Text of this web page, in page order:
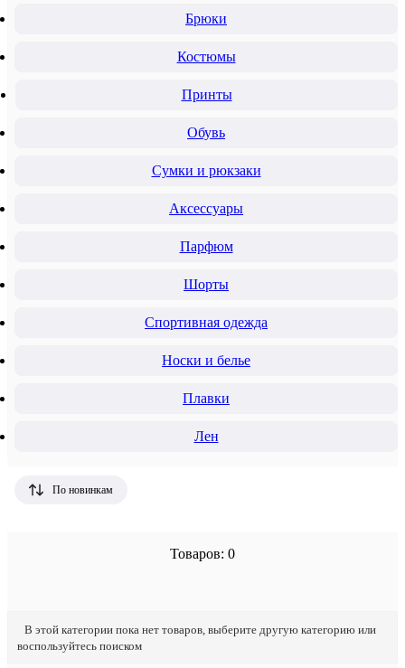
Брюки
Костюмы
Принты
Обувь
Сумки и рюкзаки
Аксессуары
Парфюм
Шорты
Спортивная одежда
Носки и белье
Плавки
Лен
По новинкам
Товаров: 0
В этой категории пока нет товаров, выберите другую категорию или
воспользуйтесь поиском